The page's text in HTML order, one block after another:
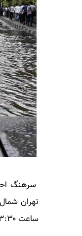
سرهنگ
تهران
ساعت ۱۳:۳۰ امروز تا اطلاع ثانوی مسدود می‌شود.